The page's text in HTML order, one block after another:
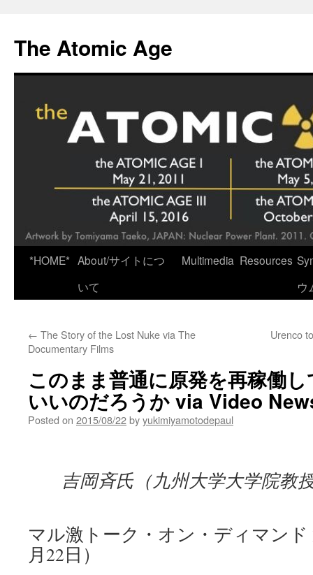
content
The Atomic Age
*HOME* About/サイトにつ
いて
Multimedia Resources
ウ
← The Story of the Lost Nuke via The
Documentary Films
Urenco
このまま普通に原発を再稼働
いいのだろうか via Video
Posted on 2015/08/22byyukimiyamotodepaul
吉岡斉氏（九州大学大学院教
マル激トーク・オン・ディマンド
月22日）